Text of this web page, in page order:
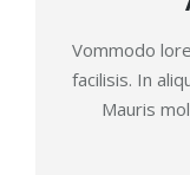
Vommodo
facilisis. In
Mauris